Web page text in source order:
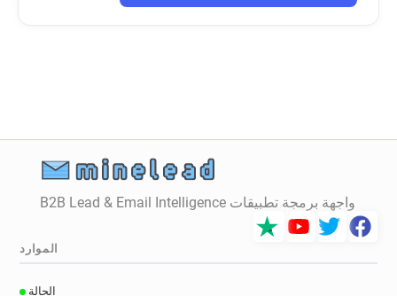
واجهة برمجة تطبيقات B2B Lead & Email Intelligence
الموارد
الحالة